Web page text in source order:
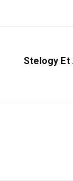
Next
Stelogy Et